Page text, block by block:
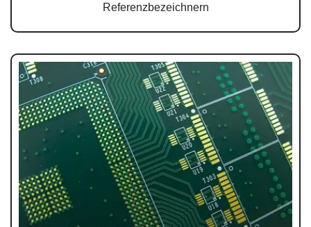
Referenzbezeichnern